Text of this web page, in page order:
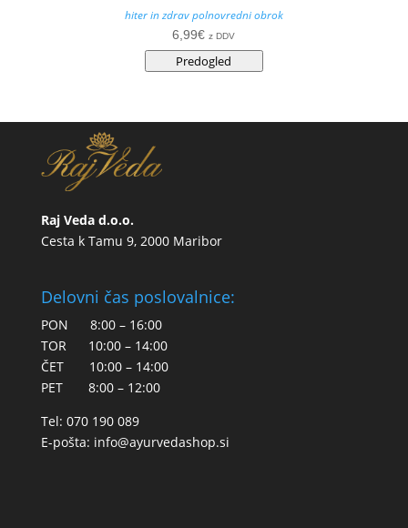
hiter in zdrav polnovredni obrok
6,99€ z DDV
Predogled
Raj Veda d.o.o.
Cesta k Tamu 9, 2000 Maribor
Delovni čas poslovalnice:
PON 8:00 – 16:00
TOR 10:00 – 14:00
ČET 10:00 – 14:00
PET 8:00 – 12:00
Tel: 070 190 089
E-pošta: info@ayurvedashop.si